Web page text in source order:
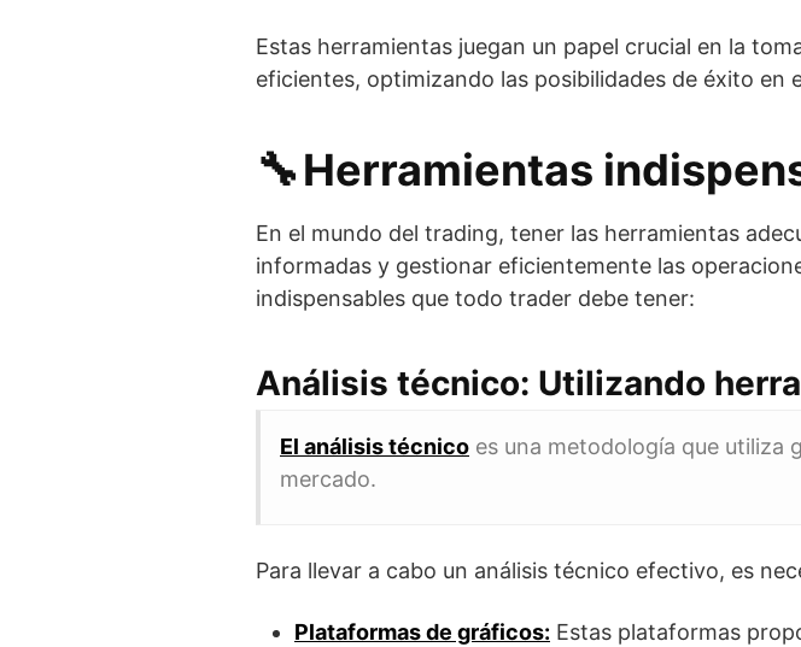
Estas herramientas juegan un papel crucial en la
eficientes, optimizando las posibilidades de éxito en
🔧 Herramientas
En el mundo del trading, tener las herramientas
informadas y gestionar eficientemente las
indispensables que todo trader debe tener:
Análisis técnico: Utilizando
El análisis técnico es una metodología que utiliza
mercado.
Para llevar a cabo un análisis técnico efectivo, es
Plataformas de gráficos: Estas plataformas